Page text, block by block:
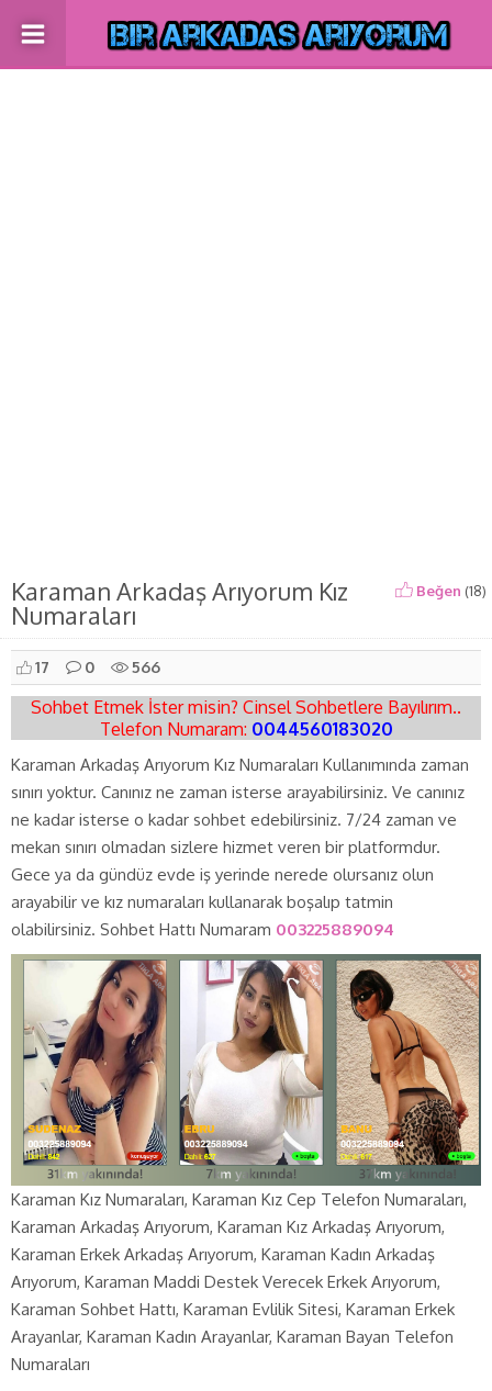
Karaman Arkadaş Arıyorum Kız
Numaraları
Beğen (18)
17 0 566
Sohbet Etmek İster misin? Cinsel Sohbetlere Bayılırım..
Telefon Numaram: 0044560183020
Karaman Arkadaş Arıyorum Kız Numaraları Kullanımında zaman
sınırı yoktur. Canınız ne zaman isterse arayabilirsiniz. Ve canınız
ne kadar isterse o kadar sohbet edebilirsiniz. 7/24 zaman ve
mekan sınırı olmadan sizlere hizmet veren bir platformdur.
Gece ya da gündüz evde iş yerinde nerede olursanız olun
arayabilir ve kız numaraları kullanarak boşalıp tatmin
olabilirsiniz. Sohbet Hattı Numaram 003225889094
Karaman Kız Numaraları, Karaman Kız Cep Telefon Numaraları,
Karaman Arkadaş Arıyorum, Karaman Kız Arkadaş Arıyorum,
Karaman Erkek Arkadaş Arıyorum, Karaman Kadın Arkadaş
Arıyorum, Karaman Maddi Destek Verecek Erkek Arıyorum,
Karaman Sohbet Hattı, Karaman Evlilik Sitesi, Karaman Erkek
Arayanlar, Karaman Kadın Arayanlar, Karaman Bayan Telefon
Numaraları